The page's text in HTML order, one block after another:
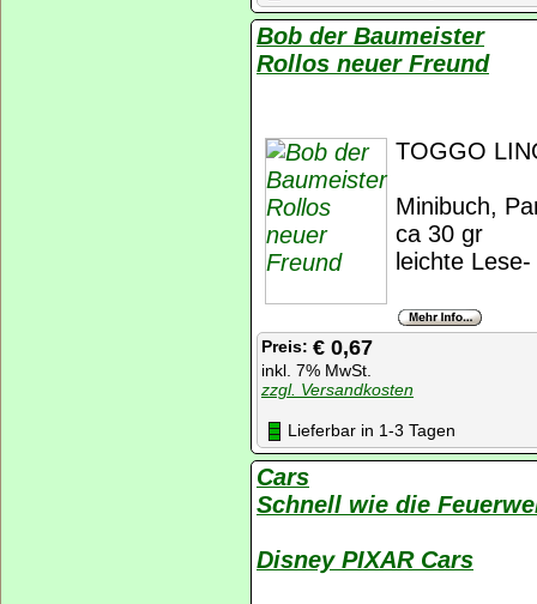
Bob der Baumeister
Rollos neuer Freund
TOGGO
Minibuch,
ca 30 gr
leichte
Preis: € 0,67
inkl. 7% MwSt.
zzgl. Versandkosten
Lieferbar in 1-3 Tagen
Cars
Schnell wie die
Disney PIXAR Cars